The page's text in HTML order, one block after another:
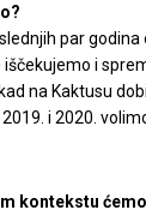
par
i
na Kaktusu
i 2020.
kontekstu